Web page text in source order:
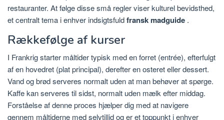
restauranter. At følge disse små regler viser kulturel bevidsthed,
et centralt tema i enhver indsigtsfuldfransk madguide .
Rækkefølge af kurser
I Frankrig starter måltider typisk med en forret (entrée), efterfulgt
af en hovedret (plat principal), derefter en osteret eller dessert.
Vand og brød serveres normalt uden at man behøver at spørge.
Kaffe kan serveres til sidst, normalt uden mælk efter middag.
Forståelse af denne proces hjælper dig med at navigere
gennem måltiderne med selvtillid og er et toppunkt i enhver